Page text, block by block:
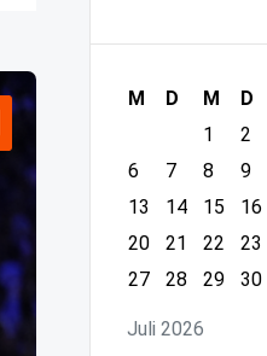
Juli 2026
M D M D
1
2
6
7 8 9
13
14 15 16
20
21 22 23
27
28 29 30